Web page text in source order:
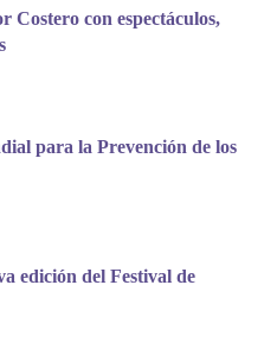
para la Prevención de los
edición del Festival de